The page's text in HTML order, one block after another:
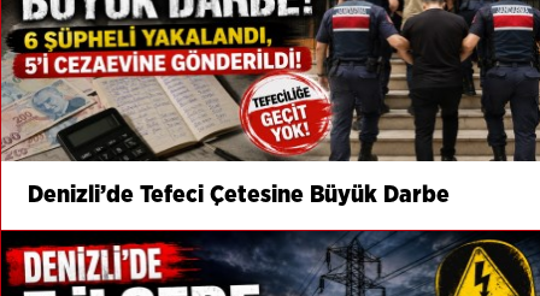
Denizli’de Tefeci Çetesine Büyük Darbe